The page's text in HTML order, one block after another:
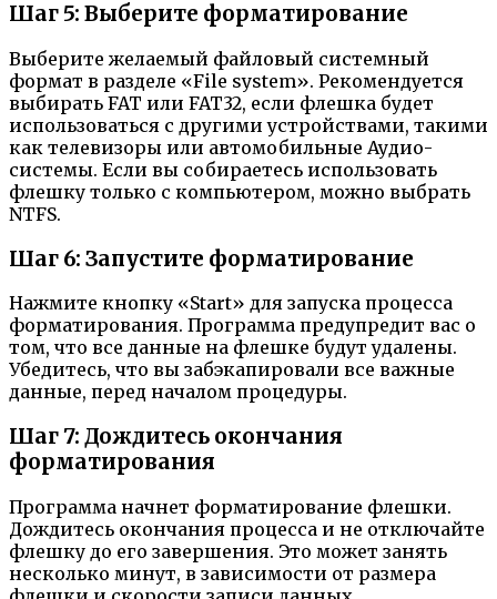
Шаг 5: Выберите форматирование
Выберите желаемый файловый системный
формат в разделе «File system». Рекомендуется
выбирать FAT или FAT32, если флешка будет
использоваться с другими устройствами, такими
как телевизоры или автомобильные Аудио-
системы. Если вы собираетесь использовать
флешку только с компьютером, можно выбрать
NTFS.
Шаг 6: Запустите форматирование
Нажмите кнопку «Start» для запуска процесса
форматирования. Программа предупредит вас о
том, что все данные на флешке будут удалены.
Убедитесь, что вы забэкапировали все важные
данные, перед началом процедуры.
Шаг 7: Дождитесь окончания
форматирования
Программа начнет форматирование флешки.
Дождитесь окончания процесса и не отключайте
флешку до его завершения. Это может занять
несколько минут, в зависимости от размера